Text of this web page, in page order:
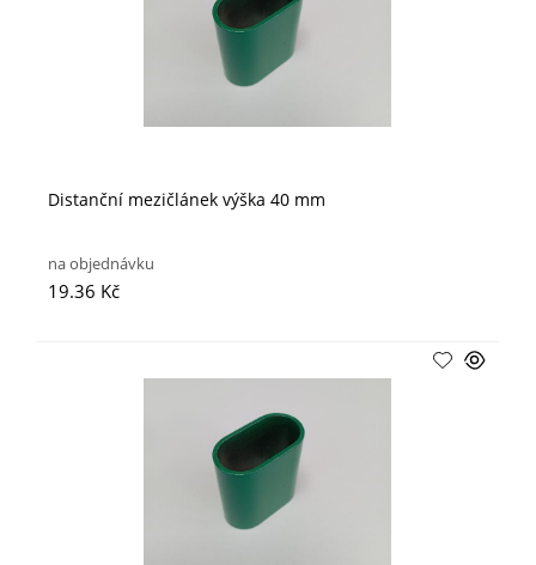
Distanční mezičlánek výška 40 mm
na objednávku
19.36 Kč